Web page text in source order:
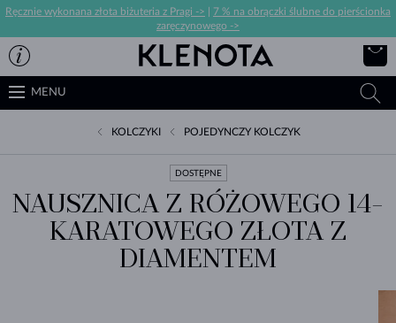
Ręcznie wykonana złota biżuteria z Pragi ->
7 % na obrączki ślubne do pierścionka
zaręczynowego ->
MENU
KOLCZYKI POJEDYNCZY KOLCZYK
DOSTĘPNE
NAUSZNICA Z RÓŻOWEGO 14-
KARATOWEGO ZŁOTA Z
DIAMENTEM